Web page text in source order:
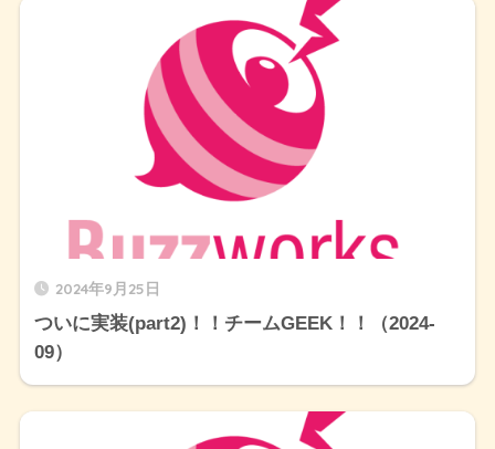
2024年9月25日
ついに実装(part2)！！チームGEEK！！（2024-
09）